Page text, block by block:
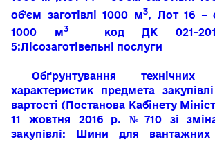
об’єм заготівлі 1000 м3, Лот 16 –
1000 м3
код ДК 021-
5:Лісозаготівельні послуги
Обґрунтування
характеристик предмета
вартості (Постанова Кабінету
11 жовтня 2016 р. №710 зі
закупівлі: Шини для вантажних